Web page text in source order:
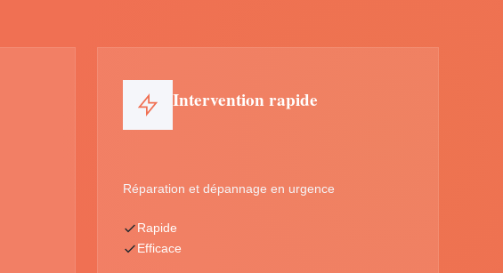
Intervention rapide
Réparation et dépannage en urgence
Rapide
Efficace